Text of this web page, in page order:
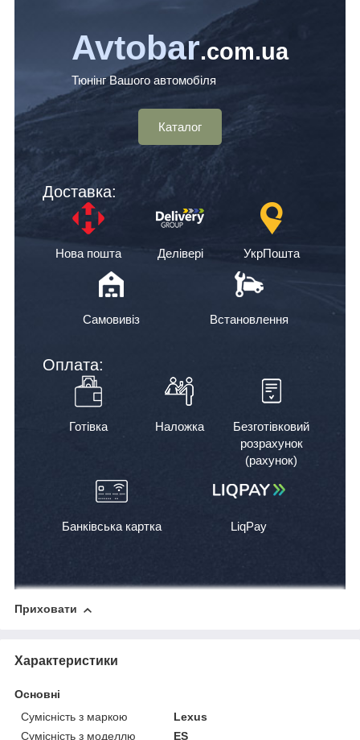
Avtobar.com.ua
Тюнінг Вашого автомобіля
Каталог
Доставка:
Нова пошта Делівері УкрПошта
Самовивіз Встановлення
Оплата:
Готівка Наложка
Безготівковий
розрахунок
(рахунок)
Банківська картка LiqPay
Приховати
Характеристики
Основні
Сумісність з маркою
Lexus
Сумісність з моделлю
ES